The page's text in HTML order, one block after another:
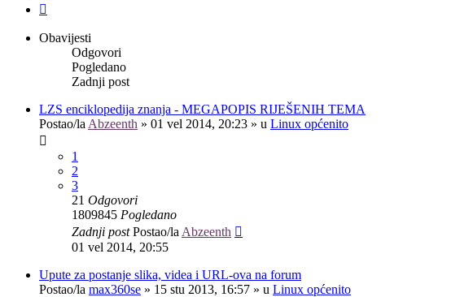
Obavijesti
Odgovori
Pogledano
Zadnji post
LZS enciklopedija znanja - MEGAPOPIS RIJEŠENIH TEMA
Postao/la Abzeenth » 01 vel 2014, 20:23 » u Linux općenito
1
2
3
21 Odgovori
1809845 Pogledano
Zadnji postPostao/la Abzeenth
01 vel 2014, 20:55
Upute za postanje slika, videa i URL-ova na forum
Postao/la max360se » 15 stu 2013, 16:57 » u Linux općenito